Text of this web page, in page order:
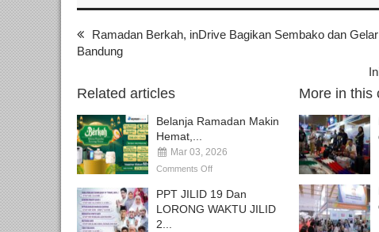
Ramadan Berkah, inDrive Bagikan Sembako dan
Bandung
Related articles
Belanja Ramadan Makin
Hemat,...
Mar 03, 2026
Comments Off
PPT JILID 19 Dan
LORONG WAKTU JILID
2...
More in this